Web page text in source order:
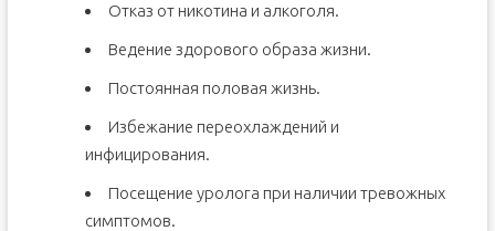
Отказ от никотина и алкоголя.
Ведение здорового образа жизни.
Постоянная половая жизнь.
Избежание переохлаждений и
инфицирования.
Посещение уролога при наличии тревожных
симптомов.